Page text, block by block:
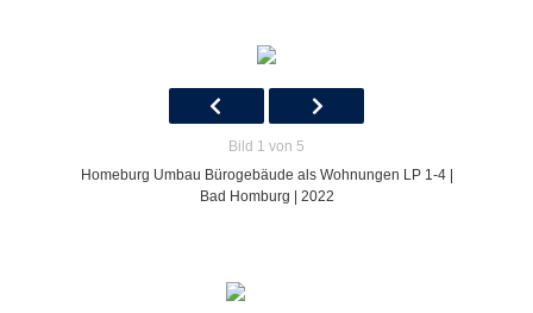
Bild 1 von 5
Homeburg Umbau Bürogebäude als Wohnungen LP 1-4 |
Bad Homburg | 2022